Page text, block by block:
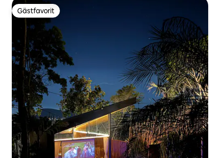
Gästfavorit
Gästfavorit